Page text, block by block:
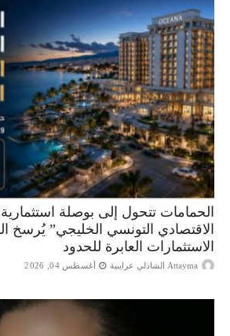
الحمامات تتحول إلى بوصلة
الاقتصادي التونسي الخليجي” يُرسخ
الاستثمارات العابرة للحدود
Attayma الشاذلي عرايبية أغسطس 04, 2026